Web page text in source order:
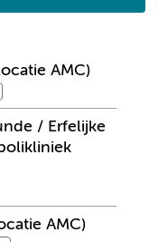
AMC)
/ Erfelijke
AMC)